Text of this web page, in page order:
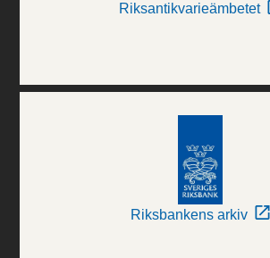
Riksantikvarieämbetet
Riksbankens arkiv